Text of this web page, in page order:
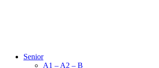
Senior
A1 – A2 – B